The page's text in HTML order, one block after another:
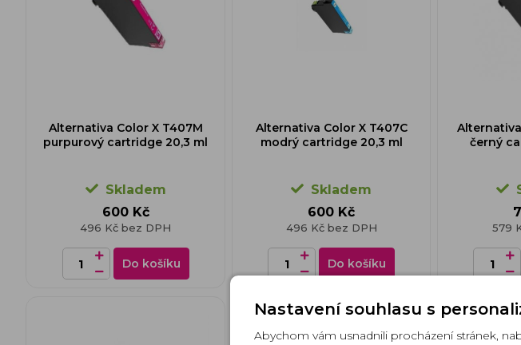
Alternativa Color X T407M
purpurový cartridge 20,3 ml
Skladem
600 Kč
496 Kč bez DPH
Do košíku
Alternativa Color X T407C
modrý cartridge 20,3 ml
Skladem
600 Kč
496 Kč bez DPH
Do košíku
černý
579
Nastavení souhlasu s
Abychom vám usnadnili procházení stránek,